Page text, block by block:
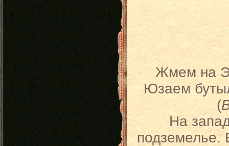
Жмем на
Юзаем
(
На
подземелье.